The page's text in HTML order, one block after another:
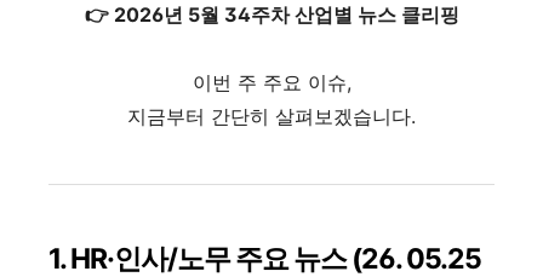
👉 2026년 5월 34주차 산업별 뉴스 클리핑
이번 주 주요 이슈,
지금부터 간단히 살펴보겠습니다.
1. HR·인사/노무 주요 뉴스 (26. 05.25